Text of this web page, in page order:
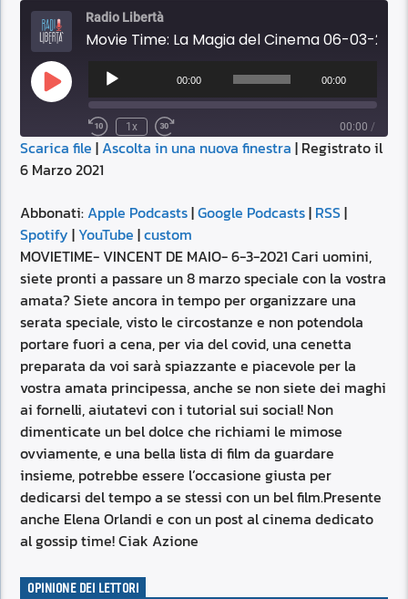
Radio Libertà
Play
Episode
Audio
Player
00:00 00:00
1x 00:00 /
SUBSCRIBE SHARE
Apple Podcasts
YouTube
RSS FEED
SHARE
LINK
EMBED
Scarica file |Ascolta in una nuova finestra | Registrato il
6 Marzo 2021
Abbonati:Apple Podcasts|Google Podcasts| RSS|
Spotify | YouTube |custom
MOVIETIME- VINCENT DE MAIO- 6-3-2021 Cari uomini,
siete pronti a passare un 8 marzo speciale con la vostra
amata? Siete ancora in tempo per organizzare una
serata speciale, visto le circostanze e non potendola
portare fuori a cena, per via del covid, una cenetta
preparata da voi sarà spiazzante e piacevole per la
vostra amata principessa, anche se non siete dei maghi
ai fornelli, aiutatevi con i tutorial sui social! Non
dimenticate un bel dolce che richiami le mimose
ovviamente, e una bella lista di film da guardare
insieme, potrebbe essere l’occasione giusta per
dedicarsi del tempo a se stessi con un bel film.Presente
anche Elena Orlandi e con un post al cinema dedicato
al gossip time! Ciak Azione
OPINIONE DEI LETTORI